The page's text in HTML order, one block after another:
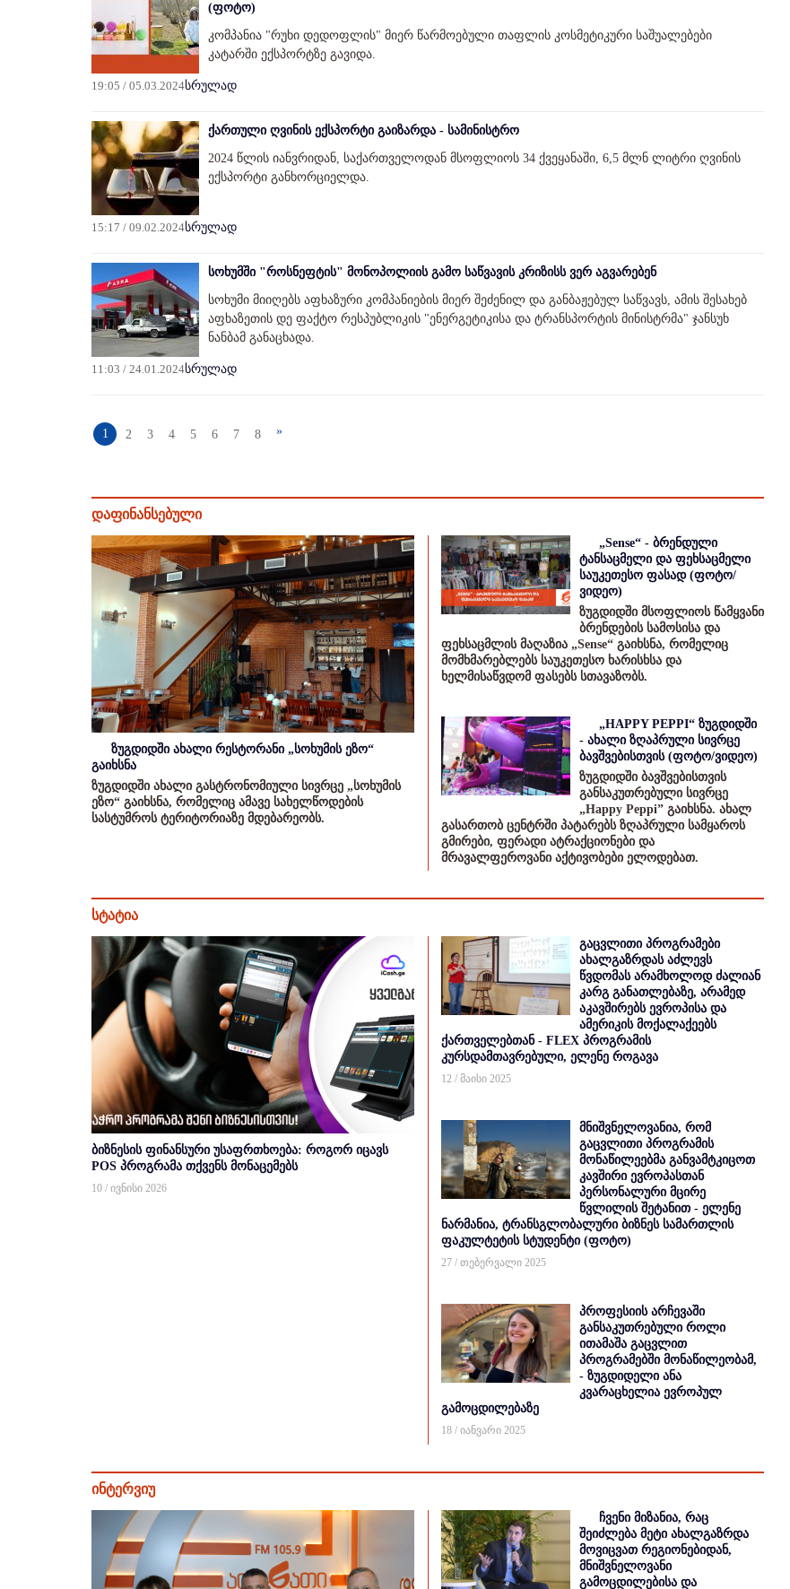
(ფოტო)
კომპანია "რუხი დედოფლის" მიერ წარმოებული თაფლის კოსმეტიკური საშუალებები
კატარში ექსპორტზე გავიდა.
19:05 / 05.03.2024სრულად
ქართული ღვინის ექსპორტი გაიზარდა - სამინისტრო
2024 წლის იანვრიდან, საქართველოდან მსოფლიოს 34 ქვეყანაში, 6,5 მლნ ლიტრი ღვინის
ექსპორტი განხორციელდა.
15:17 / 09.02.2024სრულად
სოხუმში "როსნეფტის" მონოპოლიის გამო საწვავის კრიზისს ვერ აგვარებენ
სოხუმი მიიღებს აფხაზური კომპანიების მიერ შეძენილ და განბაჟებულ საწვავს, ამის შესახებ
აფხაზეთის დე ფაქტო რესპუბლიკის "ენერგეტიკისა და ტრანსპორტის მინისტრმა" ჯანსუხ
ნანბამ განაცხადა.
11:03 / 24.01.2024სრულად
1 2 3 4 5 6 7 8 »
დაფინანსებული
ზუგდიდში ახალი რესტორანი „სოხუმის ეზო“
გაიხსნა
ზუგდიდში ახალი გასტრონომიული სივრცე „სოხუმის
ეზო“ გაიხსნა, რომელიც ამავე სახელწოდების
სასტუმროს ტერიტორიაზე მდებარეობს.
„Sense“ - ბრენდული
ტანსაცმელი და ფეხსაცმელი
საუკეთესო ფასად (ფოტო/
ვიდეო)
ზუგდიდში მსოფლიოს წამყვანი
ბრენდების სამოსისა და
ფეხსაცმლის მაღაზია „Sense“ გაიხსნა, რომელიც
მომხმარებლებს საუკეთესო ხარისხსა და
ხელმისაწვდომ ფასებს სთავაზობს.
„HAPPY PEPPI“ ზუგდიდში
- ახალი ზღაპრული სივრცე
ბავშვებისთვის (ფოტო/ვიდეო)
ზუგდიდში ბავშვებისთვის
განსაკუთრებული სივრცე
„Happy Peppi” გაიხსნა. ახალ
გასართობ ცენტრში პატარებს ზღაპრული სამყაროს
გმირები, ფერადი ატრაქციონები და
მრავალფეროვანი აქტივობები ელოდებათ.
სტატია
ბიზნესის ფინანსური უსაფრთხოება: როგორ იცავს
POS პროგრამა თქვენს მონაცემებს
10 / ივნისი 2026
გაცვლითი პროგრამები
ახალგაზრდას აძლევს
წვდომას არამხოლოდ ძალიან
კარგ განათლებაზე, არამედ
აკავშირებს ევროპისა და
ამერიკის მოქალაქეებს
ქართველებთან - FLEX პროგრამის
კურსდამთავრებული, ელენე როგავა
12 / მაისი 2025
მნიშვნელოვანია, რომ
გაცვლითი პროგრამის
მონაწილეებმა განვამტკიცოთ
კავშირი ევროპასთან
პერსონალური მცირე
წვლილის შეტანით - ელენე
ნარმანია, ტრანსგლობალური ბიზნეს სამართლის
ფაკულტეტის სტუდენტი (ფოტო)
27 / თებერვალი 2025
პროფესიის არჩევაში
განსაკუთრებული როლი
ითამაშა გაცვლით
პროგრამებში მონაწილეობამ,
- ზუგდიდელი ანა
კვარაცხელია ევროპულ
გამოცდილებაზე
18 / იანვარი 2025
ინტერვიუ
ჩვენი მიზანია, რაც
შეიძლება მეტი ახალგაზრდა
მოვიცვათ რეგიონებიდან,
მნიშვნელოვანი
გამოცდილებისა და